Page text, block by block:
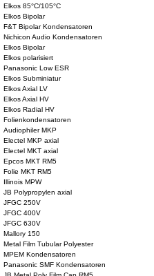
Elkos 85°C/105°C
Elkos Bipolar
F&T Bipolar Kondensatoren
Nichicon Audio Kondensatoren
Elkos Bipolar
Elkos polarisiert
Panasonic Low ESR
Elkos Subminiatur
Elkos Axial LV
Elkos Axial HV
Elkos Radial HV
Folienkondensatoren
Audiophiler MKP
Electel MKP axial
Electel MKT axial
Epcos MKT RM5
Folie MKT RM5
Illinois MPW
JB Polypropylen axial
JFGC 250V
JFGC 400V
JFGC 630V
Mallory 150
Metal Film Tubular Polyester
MPEM Kondensatoren
Panasonic SMF Kondensatoren